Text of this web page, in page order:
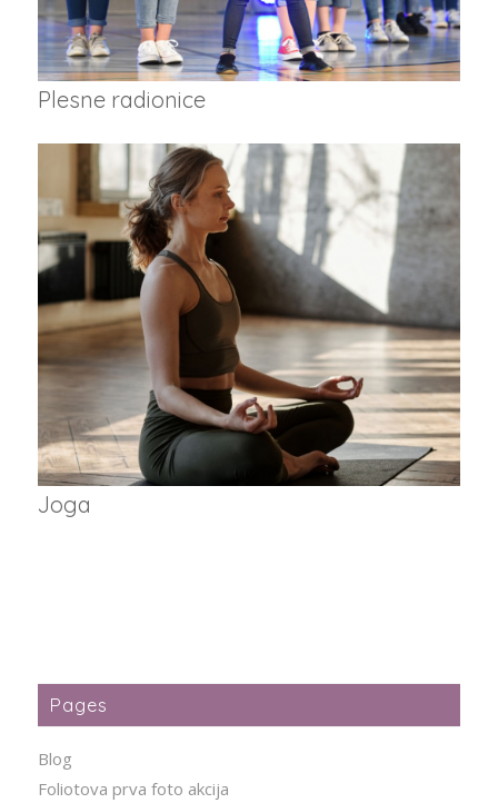
Plesne radionice
Joga
Pages
Blog
Foliotova prva foto akcija